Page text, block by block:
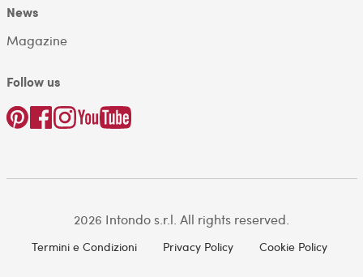
News
Magazine
Follow us
2026 Intondo s.r.l. All rights reserved.
Termini e Condizioni Privacy Policy Cookie Policy